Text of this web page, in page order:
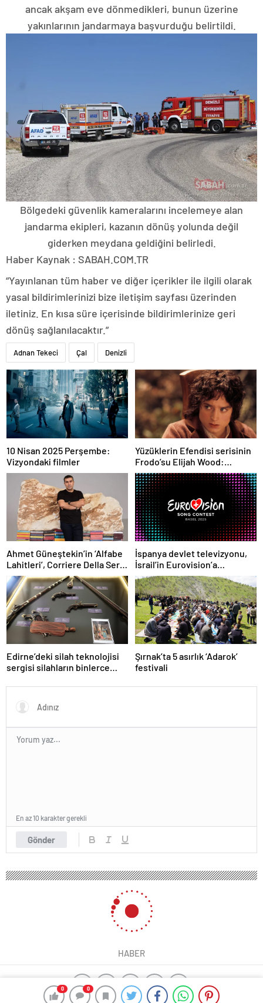
0 0
ancak akşam eve dönmedikleri, bunun üzerine
yakınlarının jandarmaya başvurduğu belirtildi.
Bölgedeki güvenlik kameralarını incelemeye alan
jandarma ekipleri, kazanın dönüş yolunda değil
giderken meydana geldiğini belirledi.
Haber Kaynak : SABAH.COM.TR
“Yayınlanan tüm haber ve diğer içerikler ile ilgili olarak
yasal bildirimlerinizi bize iletişim sayfası üzerinden
iletiniz. En kısa süre içerisinde bildirimlerinize geri
dönüş sağlanılacaktır.”
Adnan Tekeci Çal Denizli
10 Nisan 2025 Perşembe:
Vizyondaki filmler
Yüzüklerin Efendisi serisinin
Frodo’su Elijah Wood:
Filmlerde yüksek paralar
kazanmadım
Ahmet Güneştekin’in ‘Alfabe
Lahitleri’, Corriere Della Sera
kapağında
İspanya devlet televizyonu,
İsrail’in Eurovision’a
katılımına karşı çıktı
Edirne’deki silah teknolojisi
sergisi silahların binlerce
Şırnak’ta 5 asırlık ‘Adarok’
festivali
Gönder
En az 10 karakter gerekli
HABER